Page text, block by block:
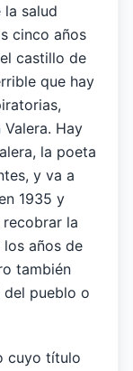
la salud
cinco años
castillo de
que hay
Hay
la poeta
y va a
1935 y
la
años de
también
pueblo o
cuyo título